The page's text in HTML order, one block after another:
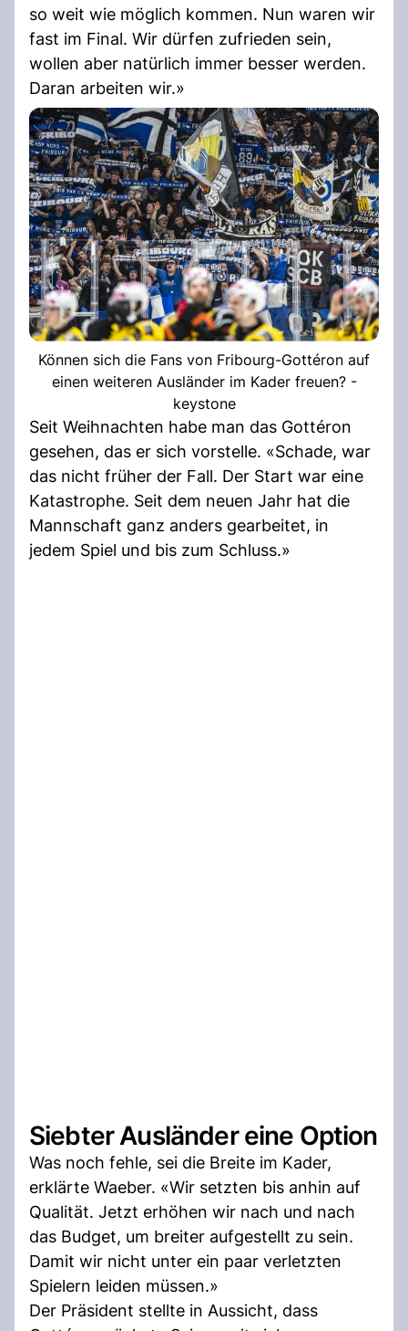
so weit wie möglich kommen. Nun waren wir
fast im Final. Wir dürfen zufrieden sein,
wollen aber natürlich immer besser werden.
Daran arbeiten wir.»
Können sich die Fans von Fribourg-Gottéron auf
einen weiteren Ausländer im Kader freuen? -
keystone
Seit Weihnachten habe man das Gottéron
gesehen, das er sich vorstelle. «Schade, war
das nicht früher der Fall. Der Start war eine
Katastrophe. Seit dem neuen Jahr hat die
Mannschaft ganz anders gearbeitet, in
jedem Spiel und bis zum Schluss.»
Siebter Ausländer eine Option
Was noch fehle, sei die Breite im Kader,
erklärte Waeber. «Wir setzten bis anhin auf
Qualität. Jetzt erhöhen wir nach und nach
das Budget, um breiter aufgestellt zu sein.
Damit wir nicht unter ein paar verletzten
Spielern leiden müssen.»
Der Präsident stellte in Aussicht, dass